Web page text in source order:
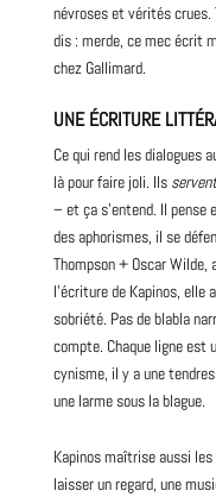
névroses et vérités
dis : merde, ce mec écrit
chez Gallimard.
UNE ÉCRITURE
Ce qui rend les dialogues
là pour faire joli. Ils servent
– et ça s’entend. Il pense
des aphorismes, il se
Thompson + Oscar Wilde,
l’écriture de Kapinos,
sobriété. Pas de blabla
compte. Chaque ligne est
cynisme, il y a une
une larme sous la blague.
Kapinos maîtrise aussi
laisser un regard, une